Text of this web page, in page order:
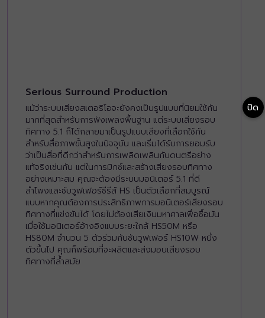
Serious Surround Production
แม้ว่าระบบเสียงสเตอริโอจะยังคงเป็นรูปแบบที่นิยมใช้กัน
มากที่สุดสำหรับการฟังเพลงพื้นฐาน แต่ระบบเสียงรอบ
ทิศทาง 5.1 ก็ได้กลายมาเป็นรูปแบบเสียงที่เลือกใช้กัน
สำหรับสื่อภาพขั้นสูงในปัจจุบัน และเริ่มได้รับการยอมรับ
ว่าเป็นสื่อที่ดีกว่าสำหรับการเพลิดเพลินกับดนตรีอย่าง
แท้จริงเช่นกัน แต่ในการมิกซ์และสร้างเสียงรอบทิศทาง
อย่างเหมาะสม คุณจะต้องมีระบบมอนิเตอร์ 5.1 ที่ดี
ลำโพงและซับวูฟเฟอร์ซีรีส์ HS เป็นตัวเลือกที่สมบูรณ์
แบบหากคุณต้องการประสิทธิภาพการมอนิเตอร์เสียงรอบ
ทิศทางที่แข่งขันได้ โดยไม่ต้องเสียเงินมหาศาลเพื่อซื้อมัน
เมื่อใช้มอนิเตอร์อ้างอิงแบบระยะใกล้ HS50M หรือ
HS80M จำนวน 5 ตัวร่วมกับซับวูฟเฟอร์ HS10W หนึ่ง
ตัวขึ้นไป คุณก็พร้อมที่จะผลิตและส่งมอบเสียงรอบ
ทิศทางที่ล้ำสมัย
ปิด